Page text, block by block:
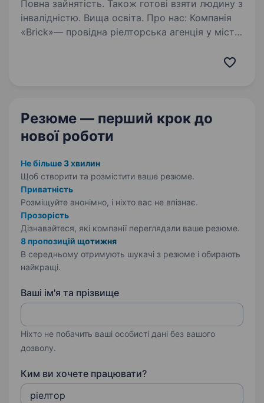
Повна зайнятість. Також готові взяти людину з
інвалідністю. Вища освіта. Про нас: Компанія
«Brіck»— провідна ріелторська агенція у місті
Резюме — перший крок до
нової роботи
Не більше 3 хвилин
Щоб створити та розмістити ваше резюме.
Приватність
Розміщуйте анонімно, і ніхто вас не впізнає.
Прозорість
Дізнавайтеся, які компанії переглядали ваше резюме.
8 пропозицій щотижня
В середньому отримують шукачі з резюме і обирають
найкращі.
Ваші ім'я та прізвище
Ніхто не побачить ваші особисті дані без вашого
дозволу.
Ким ви хочете працювати?